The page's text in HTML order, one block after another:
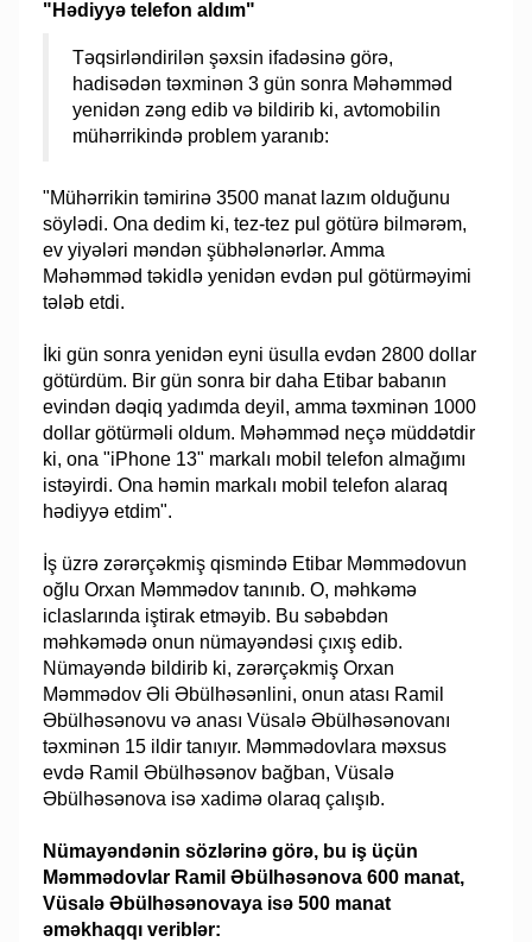
"Hədiyyə telefon aldım"
Təqsirləndirilən şəxsin ifadəsinə görə,
hadisədən təxminən 3 gün sonra Məhəmməd
yenidən zəng edib və bildirib ki, avtomobilin
mühərrikində problem yaranıb:
"Mühərrikin təmirinə 3500 manat lazım olduğunu
söylədi. Ona dedim ki, tez-tez pul götürə bilmərəm,
ev yiyələri məndən şübhələnərlər. Amma
Məhəmməd təkidlə yenidən evdən pul götürməyimi
tələb etdi.
İki gün sonra yenidən eyni üsulla evdən 2800 dollar
götürdüm. Bir gün sonra bir daha Etibar babanın
evindən dəqiq yadımda deyil, amma təxminən 1000
dollar götürməli oldum. Məhəmməd neçə müddətdir
ki, ona "iPhone 13" markalı mobil telefon almağımı
istəyirdi. Ona həmin markalı mobil telefon alaraq
hədiyyə etdim".
İş üzrə zərərçəkmiş qismində Etibar Məmmədovun
oğlu Orxan Məmmədov tanınıb. O, məhkəmə
iclaslarında iştirak etməyib. Bu səbəbdən
məhkəmədə onun nümayəndəsi çıxış edib.
Nümayəndə bildirib ki, zərərçəkmiş Orxan
Məmmədov Əli Əbülhəsənlini, onun atası Ramil
Əbülhəsənovu və anası Vüsalə Əbülhəsənovanı
təxminən 15 ildir tanıyır. Məmmədovlara məxsus
evdə Ramil Əbülhəsənov bağban, Vüsalə
Əbülhəsənova isə xadimə olaraq çalışıb.
Nümayəndənin sözlərinə görə, bu iş üçün
Məmmədovlar Ramil Əbülhəsənova 600 manat,
Vüsalə Əbülhəsənovaya isə 500 manat
əməkhaqqı veriblər: